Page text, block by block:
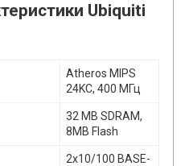
Ubiquiti
Atheros MIPS
24KC, 400 МГц
32 MB SDRAM,
8MB Flash
2х10/100 BASE-